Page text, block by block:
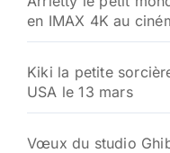
en IMAX 4K au
Kiki la petite
USA le 13 mars
Vœux du studio